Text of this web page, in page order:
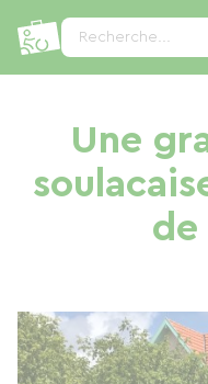
Recherche...
Une
de
Panneau de gestion